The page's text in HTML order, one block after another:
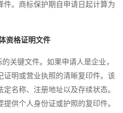
件。商标保护期自申请日起计算为
资格证明文件
关键文件。如果申请人是企业，
证明或营业执照的清晰复印件。该
名称、注册地址以及存续状态。
供个人身份证或护照的复印件。